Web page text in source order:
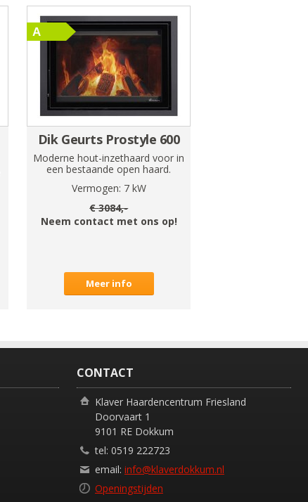
Dik Geurts Prostyle 600
Moderne hout-inzethaard voor in
een bestaande open haard.
Vermogen: 7kW
€3084,-
Neem contact met ons op!
Meer info
CONTACT
Klaver Haardencentrum Friesland
Doorvaart 1
9101 RE Dokkum
tel: 0519 222723
email: info@klaverdokkum.nl
Openingstijden